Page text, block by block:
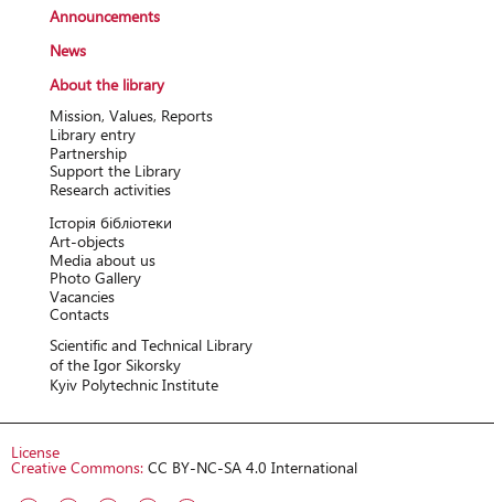
Announcements
News
About the library
Mission, Values, Reports
Library entry
Partnership
Support the Library
Research activitіes
Історія бібліотеки
Art-objects
Media about us
Photo Gallery
Vacancies
Contacts
Scientific and Technical Library
of the Igor Sikorsky
Kyiv Polytechnic Institute
License
Creative Commons: CC BY-NC-SA 4.0 International